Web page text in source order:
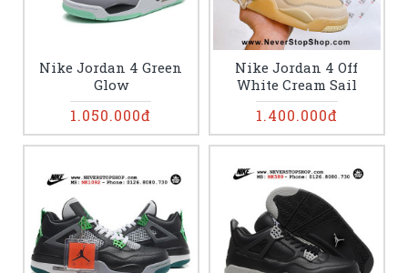
Nike Jordan 4 Green
Glow
1.050.000đ
Nike Jordan 4 Off
White Cream Sail
1.400.000đ